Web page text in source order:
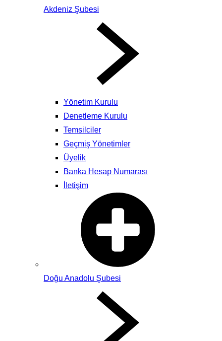
Akdeniz Şubesi
Yönetim Kurulu
Denetleme Kurulu
Temsilciler
Geçmiş Yönetimler
Üyelik
Banka Hesap Numarası
İletişim
Doğu Anadolu Şubesi